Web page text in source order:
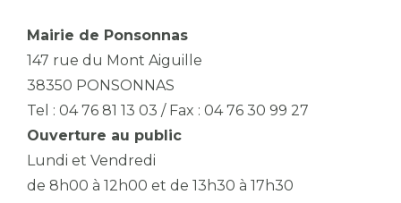
Mairie de Ponsonnas
147 rue du Mont Aiguille
38350 PONSONNAS
Tel : 04 76 81 13 03 / Fax : 04 76 30 99 27
Ouverture au public
Lundi et Vendredi
de 8h00 à 12h00 et de 13h30 à 17h30